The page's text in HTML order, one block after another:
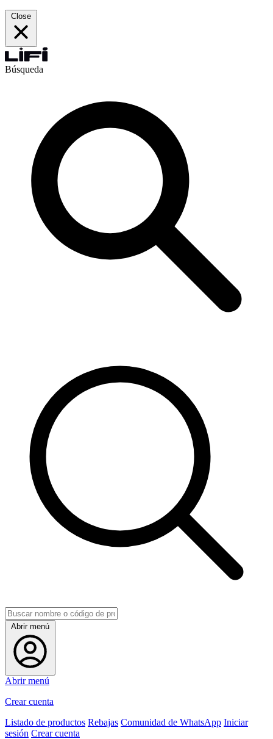
Close
Búsqueda
Abrir menú
Abrir menú
Crear cuenta
Listado de productos Rebajas Comunidad de WhatsApp Iniciar
sesión Crear cuenta